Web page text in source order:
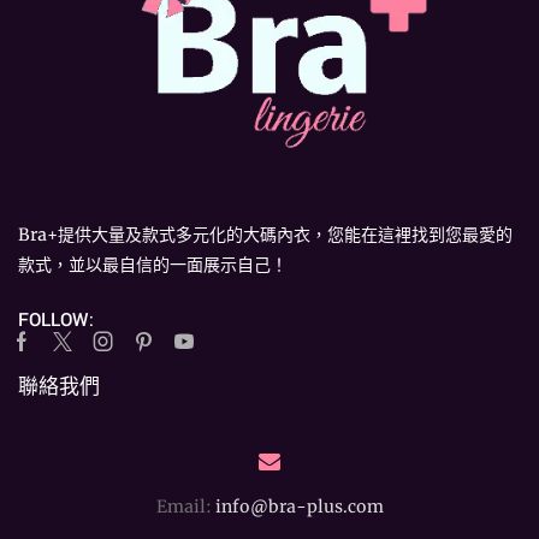
Bra+提供大量及款式多元化的大碼內衣，您能在這裡找到您最愛的
款式，並以最自信的一面展示自己！
FOLLOW:
Facebook
TwitterInstagram
PinterestYoutube
聯絡我們
Email: info@bra-plus.com